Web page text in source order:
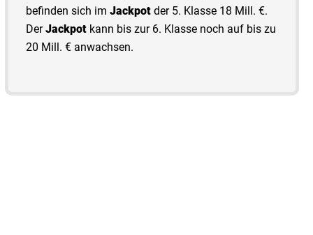
befinden sich im Jackpotder 5. Klasse 18 Mill. €.
DerJackpotkann bis zur 6. Klasse noch auf bis zu
20 Mill. € anwachsen.